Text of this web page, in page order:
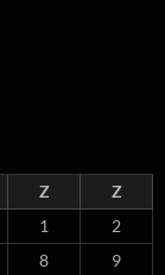
Z
Z
1
2
8
9